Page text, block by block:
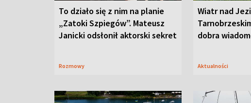
To działo się z nim na planie
„Zatoki Szpiegów”. Mateusz
Janicki odsłonił aktorski sekret
Rozmowy
Wiatr nad
dobra
Aktualności